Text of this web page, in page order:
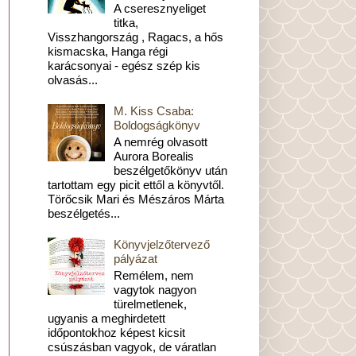
A cseresznyeliget
titka,
Visszhangország , Ragacs, a hős
kismacska, Hanga régi
karácsonyai - egész szép kis
olvasás...
M. Kiss Csaba:
Boldogságkönyv
A nemrég olvasott
Aurora Borealis
beszélgetőkönyv után
tartottam egy picit ettől a könyvtől.
Törőcsik Mari és Mészáros Márta
beszélgetés...
Könyvjelzőtervező
pályázat
Remélem, nem
vagytok nagyon
türelmetlenek,
ugyanis a meghirdetett
időpontokhoz képest kicsit
csúszásban vagyok, de váratlan